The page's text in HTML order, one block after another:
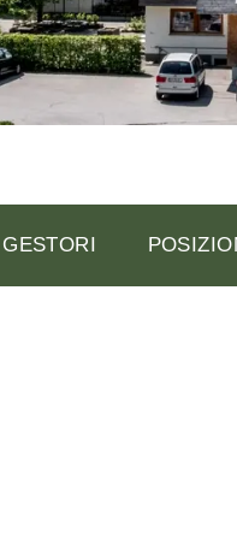
I GESTORI